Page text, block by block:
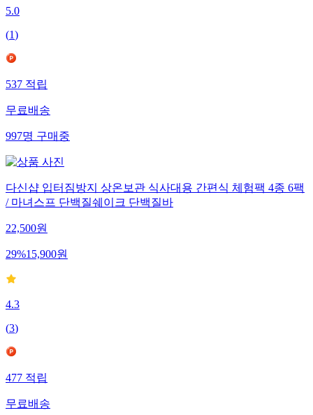
5.0
(1)
537적립
무료배송
997명구매중
다신샵 입터짐방지 상온보관 식사대용 간편식 체험팩 4종 6팩
/ 마녀스프 단백질쉐이크 단백질바
22,500원
29%15,900원
4.3
(3)
477적립
무료배송